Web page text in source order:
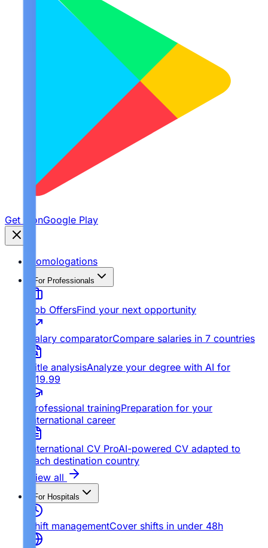
Get it onGoogle Play
Homologations
For Professionals
Job OffersFind your next opportunity
Salary comparatorCompare salaries in 7 countries
Title analysisAnalyze your degree with AI for
€19.99
Professional trainingPreparation for your
international career
International CV ProAI-powered CV adapted to
each destination country
View all
For Hospitals
Shift managementCover shifts in under 48h